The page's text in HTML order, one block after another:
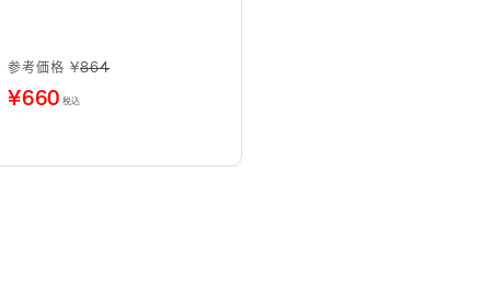
参考価格 ¥864
¥660 税込